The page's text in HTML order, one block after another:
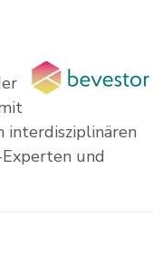
interdisziplinären
und